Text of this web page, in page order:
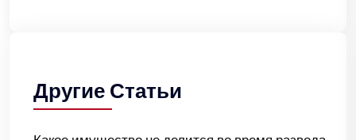
Другие Статьи